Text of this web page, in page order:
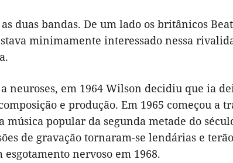
duas bandas. De um lado os britânicos
minimamente interessado nessa
neuroses, em 1964 Wilson decidiu que ia
e produção. Em 1965 começou a
música popular da segunda metade do
de gravação tornaram-se lendárias e
nervoso em 1968.